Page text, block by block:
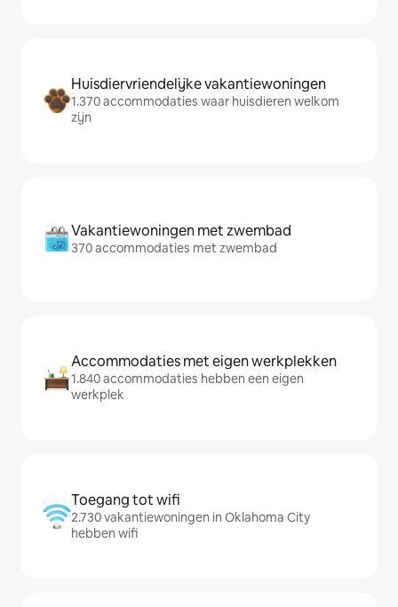
Huisdiervriendelijke vakantiewoningen
1.370 accommodaties waar huisdieren welkom
zijn
Vakantiewoningen met zwembad
370 accommodaties met zwembad
Accommodaties met eigen werkplekken
1.840 accommodaties hebben een eigen
werkplek
Toegang tot wifi
2.730 vakantiewoningen in Oklahoma City
hebben wifi